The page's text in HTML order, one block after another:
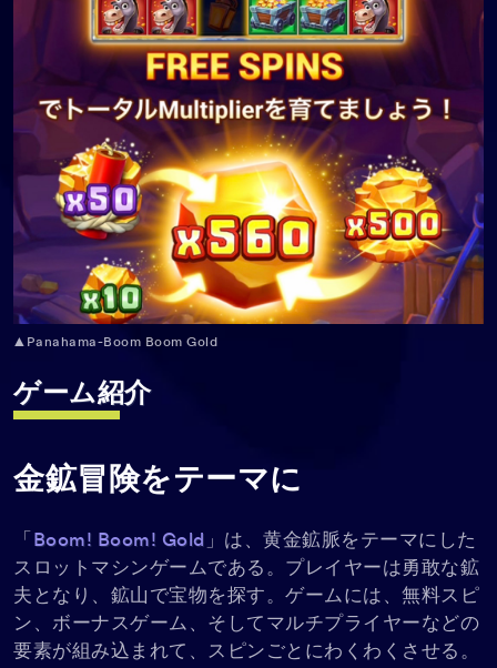
▲Panahama-Boom Boom Gold
ゲーム紹介
金鉱冒険をテーマに
「 Boom! Boom! Gold 」は、黄金鉱脈をテーマにした
スロットマシンゲームである。プレイヤーは勇敢な鉱
夫となり、鉱山で宝物を探す。ゲームには、無料スピ
ン、ボーナスゲーム、そしてマルチプライヤーなどの
要素が組み込まれて、スピンごとにわくわくさせる。